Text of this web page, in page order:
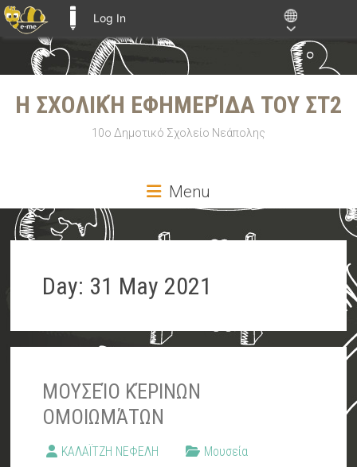
Log In
content
Η ΣΧΟΛΙΚΉ ΕΦΗΜΕΡΊΔΑ ΤΟΥ ΣΤ2
10ο Δημοτικό Σχολείο Νεάπολης
Menu
Day: 31 May 2021
ΜΟΥΣΕΊΟ ΚΈΡΙΝΩΝ
ΟΜΟΙΩΜΆΤΩΝ
ΚΑΛΑΪΤΖΗ ΝΕΦΕΛΗ Μουσεία